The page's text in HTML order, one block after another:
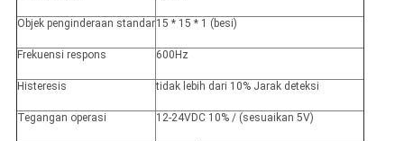
Objek penginderaan standar15 * 15 * 1 (besi)
Frekuensi respons 600Hz
Histeresis tidak lebih dari 10% Jarak deteksi
Tegangan operasi 12-24VDC 10% / (sesuaikan 5V)